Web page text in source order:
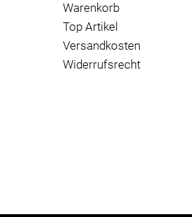
Warenkorb
Top Artikel
Versandkosten
Widerrufsrecht